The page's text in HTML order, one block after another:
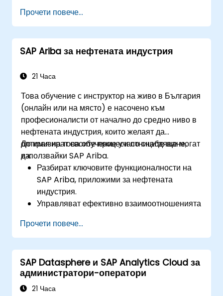
Проектират интерактивни табла и
визуализации.
Използват функциите на SAC за проучване
и анализ на данни.
потребители.
Прочети повече...
SAP Ariba за нефтената индустрия
21 Часа
Това обучение с инструктор на живо в България
(онлайн или на място) е насочено към
професионалисти от начално до средно ниво в
нефтената индустрия, които желаят да
оптимизират своите процеси по снабдяване,
използвайки SAP Ariba.
До края на това обучение участниците ще могат
да:
Разбират ключовите функционалности на
SAP Ariba, приложими за нефтената
индустрия.
Управляват ефективно взаимоотношенията
Оптимизират работните потоци по
снабдяване и процесите за съответствие.
Интегрират SAP Ariba със съществуващи
ERP системи за безпроблемни операции.
Прочети повече...
SAP Datasphere и SAP Analytics Cloud за
администратори-оператори
21 Часа